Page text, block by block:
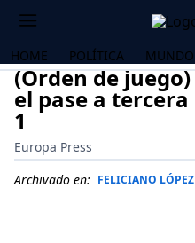
HOME POLÍTICA MUNDO
(Orden de
el pase a
1
Europa Press
Archivado en: FELICIANO LÓPEZ